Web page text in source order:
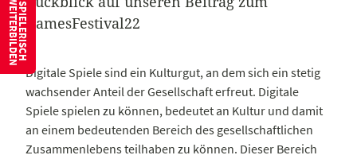
GamesFestival22
Digitale Spiele sind ein Kulturgut, an dem sich ein stetig
wachsender Anteil der Gesellschaft erfreut. Digitale
Spiele spielen zu können, bedeutet an Kultur und damit
an einem bedeutenden Bereich des gesellschaftlichen
Zusammenlebens teilhaben zu können. Dieser Bereich
S
P
I
E
L
E
R
I
S
C
H
WE
I
T
E
R
B
I
L
D
E
N